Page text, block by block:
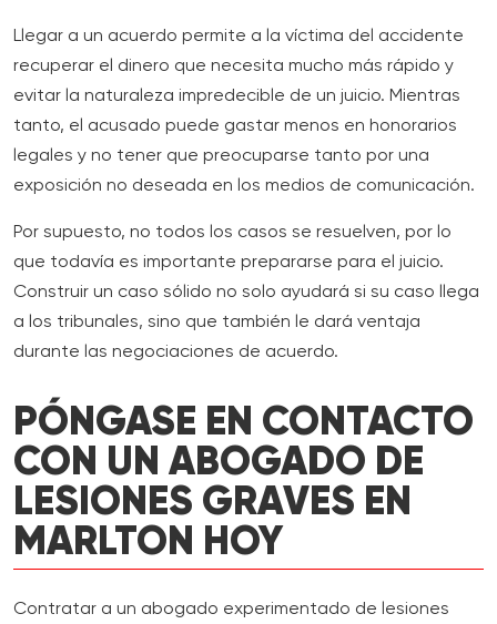
Llegar a un acuerdo permite a la víctima del accidente
recuperar el dinero que necesita mucho más rápido y
evitar la naturaleza impredecible de un juicio. Mientras
tanto, el acusado puede gastar menos en honorarios
legales y no tener que preocuparse tanto por una
exposición no deseada en los medios de comunicación.
Por supuesto, no todos los casos se resuelven, por lo
que todavía es importante prepararse para el juicio.
Construir un caso sólido no solo ayudará si su caso llega
a los tribunales, sino que también le dará ventaja
durante las negociaciones de acuerdo.
PÓNGASE EN CONTACTO
CON UN ABOGADO DE
LESIONES GRAVES EN
MARLTON HOY
Contratar a un abogado experimentado de lesiones